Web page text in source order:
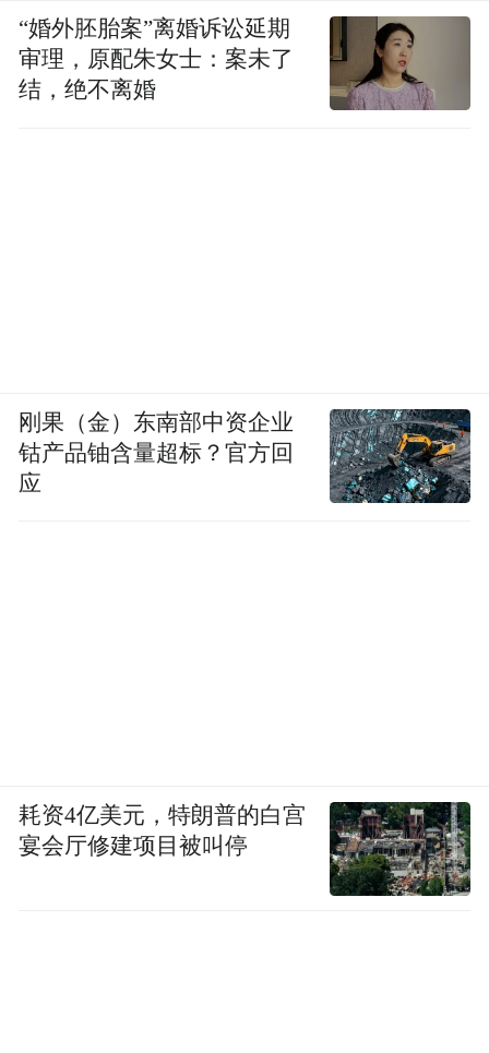
“婚外胚胎案”离婚诉讼延期
审理，原配朱女士：案未了
结，绝不离婚
刚果（金）东南部中资企业
钴产品铀含量超标？官方回
应
耗资4亿美元，特朗普的白宫
宴会厅修建项目被叫停